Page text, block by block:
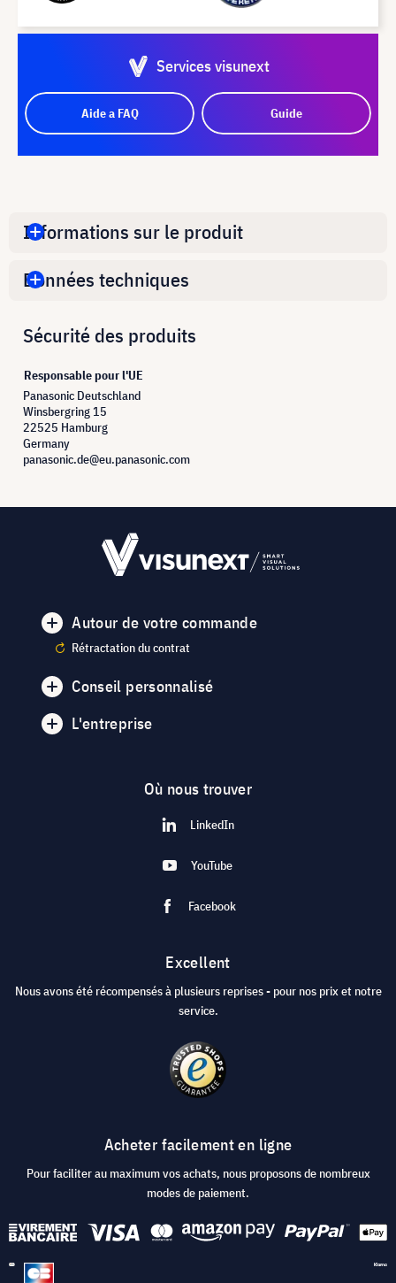
Services visunext
Aide a FAQ Guide
Informations sur le produit
Données techniques
Sécurité des produits
Responsable pour l'UE
Panasonic Deutschland
Winsbergring 15
22525 Hamburg
Germany
panasonic.de@eu.panasonic.com
Autour de votre commande
Rétractation du contrat
Conseil personnalisé
L'entreprise
Où nous trouver
LinkedIn
YouTube
Facebook
Excellent
Nous avons été récompensés à plusieurs reprises - pour nos prix et notre
service.
Acheter facilement en ligne
Pour faciliter au maximum vos achats, nous proposons de nombreux
modes de paiement.